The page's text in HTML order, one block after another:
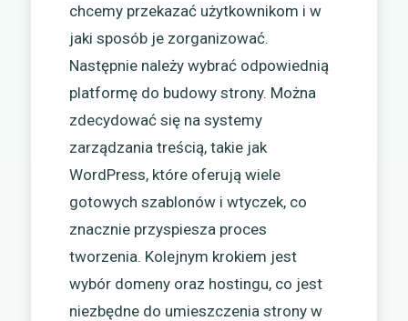
chcemy przekazać użytkownikom i w
jaki sposób je zorganizować.
Następnie należy wybrać odpowiednią
platformę do budowy strony. Można
zdecydować się na systemy
zarządzania treścią, takie jak
WordPress, które oferują wiele
gotowych szablonów i wtyczek, co
znacznie przyspiesza proces
tworzenia. Kolejnym krokiem jest
wybór domeny oraz hostingu, co jest
niezbędne do umieszczenia strony w